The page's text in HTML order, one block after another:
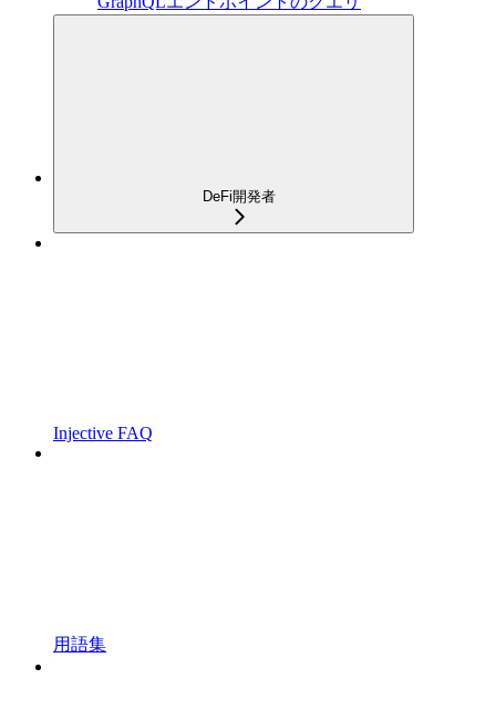
DeFi開発者
Injective FAQ
用語集